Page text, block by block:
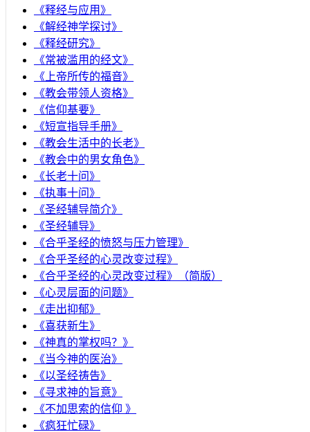
《释经与应用》
《解经神学探讨》
《释经研究》
《常被滥用的经文》
《上帝所传的福音》
《教会带领人资格》
《信仰基要》
《短宣指导手册》
《教会生活中的长老》
《教会中的男女角色》
《长老十问》
《执事十问》
《圣经辅导简介》
《圣经辅导》
​《合乎圣经的愤怒与压力管理》
《合乎圣经的心灵改变过程》
《合乎圣经的心灵改变过程》（简版）
《心灵层面的问题》
《走出抑郁》
《喜获新生》
《神真的掌权吗？》
《当今神的医治》
《以圣经祷告》
《寻求神的旨意》
《不加思索的信仰 》
《疯狂忙碌》